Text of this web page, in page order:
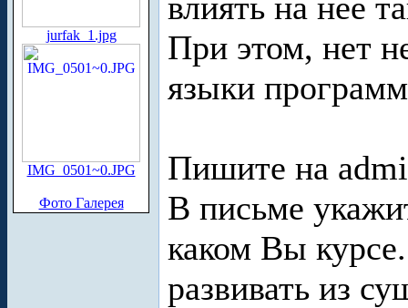
jurfak_1.jpg
IMG_0501~0.JPG
Фото Галерея
При этом, нет
языки
Пишите на
В письме
каком Вы
развивать из